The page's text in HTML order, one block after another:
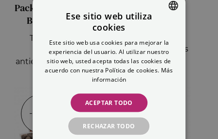
Pack Regenerador
Boost Repair
Tratamiento
intensivo
antienvejecimiento
facial
Plan Boost
Pack Ampollas
Antiimperfecciones
y Renovador
-15% -25%
ENGLISH
Ese sitio web utiliza
cookies
Este sitio web usa cookies para mejorar la
experiencia del usuario. Al utilizar nuestro
sitio web, usted acepta todas las cookies de
acuerdo con nuestra Política de cookies. Más
información
ACEPTAR TODO
RECHAZAR TODO